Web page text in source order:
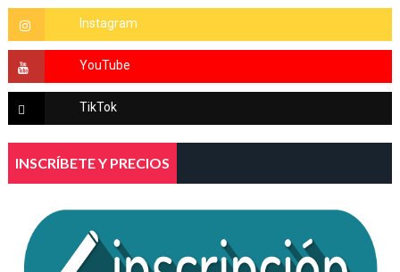
INSCRÍBETE Y PRECIOS